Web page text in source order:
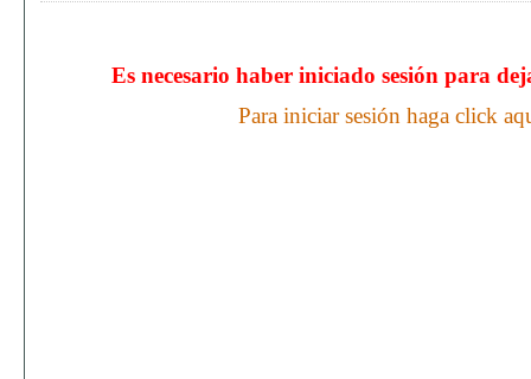
Es necesario haber iniciado sesión para
Para iniciar sesión haga click